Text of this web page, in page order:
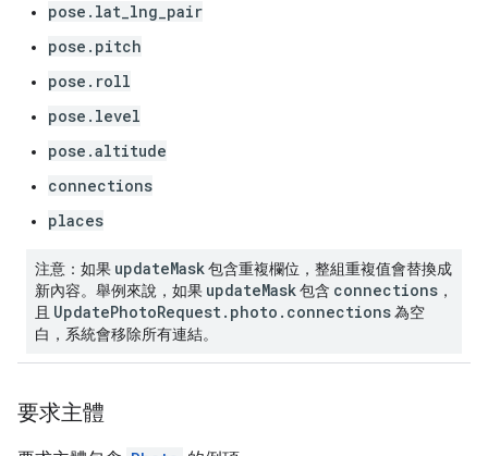
pose.lat_lng_pair
pose.pitch
pose.roll
pose.level
pose.altitude
connections
places
注意：如果 updateMask包含重複欄位，整組重複值會替換成
新內容。舉例來說，如果 updateMask包含 connections ，
且 UpdatePhotoRequest.photo.connections為空
白，系統會移除所有連結。
要求主體